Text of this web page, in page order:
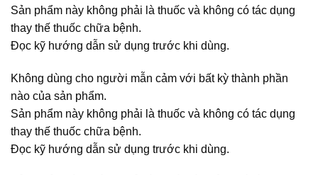
Sản phẩm này không phải là thuốc và không có tác dụng
thay thế thuốc chữa bệnh.
Đọc kỹ hướng dẫn sử dụng trước khi dùng.
Không dùng cho người mẫn cảm với bất kỳ thành phần
nào của sản phẩm.
Sản phẩm này không phải là thuốc và không có tác dụng
thay thế thuốc chữa bệnh.
Đọc kỹ hướng dẫn sử dụng trước khi dùng.